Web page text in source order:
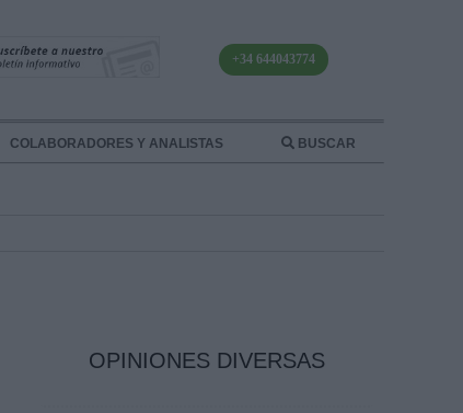
+34 644043774
COLABORADORES Y ANALISTAS BUSCAR
OPINIONES DIVERSAS